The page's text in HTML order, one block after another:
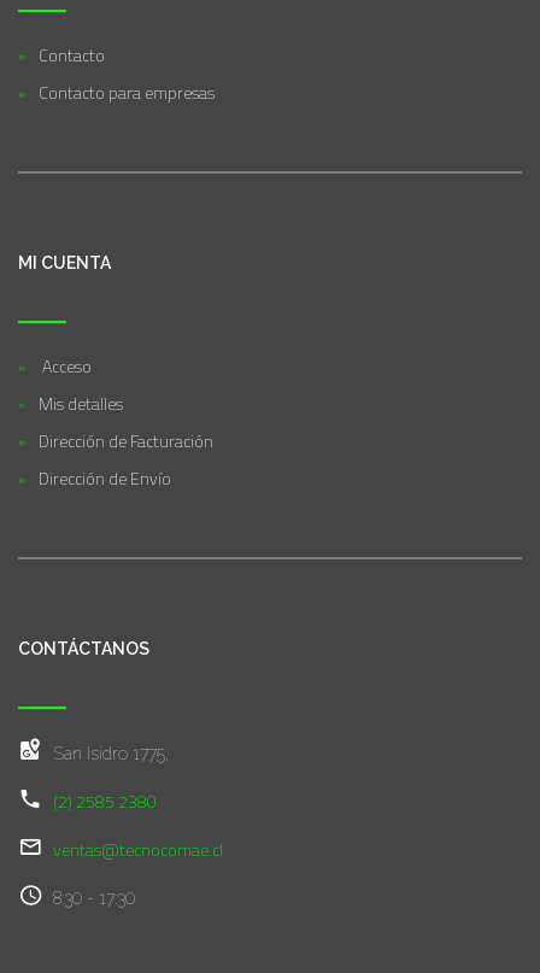
Contacto
Contacto para empresas
MI CUENTA
Acceso
Mis detalles
Dirección de Facturación
Dirección de Envío
CONTÁCTANOS
San Isidro 1775,
(2) 2585 2380
ventas@tecnocomae.cl
8:30 - 17:30